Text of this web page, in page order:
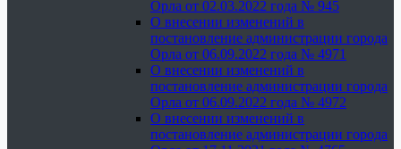
Орла от 02.03.2022 года № 945
О внесении изменений в
постановление администрации города
Орла от 06.09.2022 года № 4971
О внесении изменений в
постановление администрации города
Орла от 06.09.2022 года № 4972
О внесении изменений в
постановление администрации города